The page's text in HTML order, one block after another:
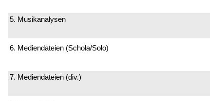
5. Musikanalysen
6. Mediendateien (Schola/Solo)
7. Mediendateien (div.)